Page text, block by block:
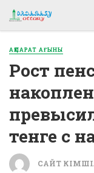
АҚПАРАТ АҒЫНЫ
Рост
тенге с
САЙТ